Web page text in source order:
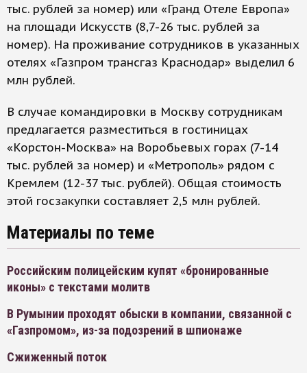
тыс. рублей за номер) или «Гранд Отеле Европа»
на площади Искусств (8,7-26 тыс. рублей за
номер). На проживание сотрудников в указанных
отелях «Газпром трансгаз Краснодар» выделил 6
млн рублей.
В случае командировки в Москву сотрудникам
предлагается разместиться в гостиницах
«Корстон-Москва» на Воробьевых горах (7-14
тыс. рублей за номер) и «Метрополь» рядом с
Кремлем (12-37 тыс. рублей). Общая стоимость
этой госзакупки составляет 2,5 млн рублей.
Материалы по теме
Российским полицейским купят «бронированные
иконы» с текстами молитв
В Румынии проходят обыски в компании, связанной с
«Газпромом», из-за подозрений в шпионаже
Сжиженный поток